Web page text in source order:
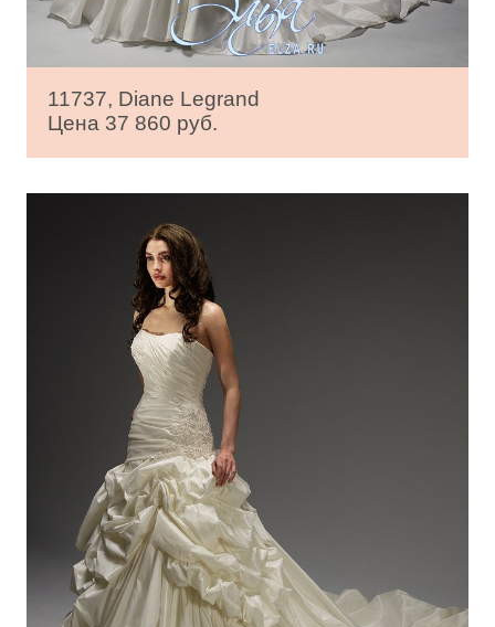
11737, Diane Legrand
Цена 37 860 руб.